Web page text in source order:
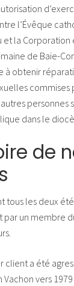
l’Évêque
et la Corporation
de Baie-
à obtenir
personnes
dans le
de
tous les deux
un membre
client a été
Vachon vers